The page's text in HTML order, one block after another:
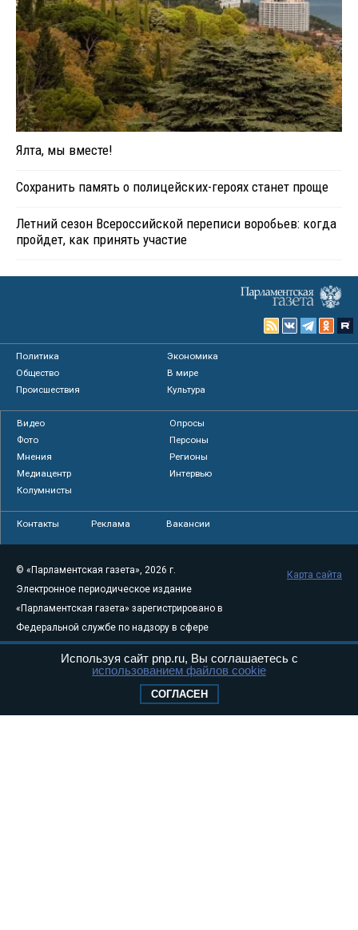
Ялта, мы вместе!
Сохранить память о полицейских-героях станет проще
Летний сезон Всероссийской переписи воробьев: когда
пройдет, как принять участие
Политика
Экономика
Общество
В мире
Происшествия
Культура
Видео
Опросы
Фото
Персоны
Мнения
Регионы
Медиацентр
Интервью
Колумнисты
Контакты Реклама Вакансии
© «Парламентская газета», 2026 г.
Электронное периодическое издание
«Парламентская газета» зарегистрировано в
Федеральной службе по надзору в сфере
связи, информационных технологий и
массовых коммуникаций (Роскомнадзор) 05
Свидетельство о регистрации Эл № ФС77-
Карта сайта
Используя сайт pnp.ru, Вы соглашаетесь с
использованием файлов cookie
СОГЛАСЕН